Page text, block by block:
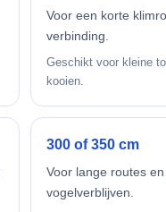
Voor een korte
verbinding.
Geschikt voor kleine
kooien.
300 of 350 cm
Voor lange routes
vogelverblijven.